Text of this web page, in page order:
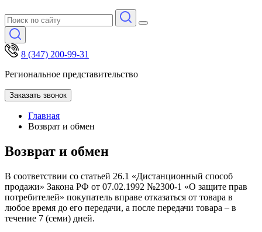
8 (347) 200-99-31
Региональное представительство
Заказать звонок
Главная
Возврат и обмен
Возврат и обмен
В соответствии со статьей 26.1 «Дистанционный способ
продажи» Закона РФ от 07.02.1992 №2300-1 «О защите прав
потребителей» покупатель вправе отказаться от товара в
любое время до его передачи, а после передачи товара – в
течение 7 (семи) дней.